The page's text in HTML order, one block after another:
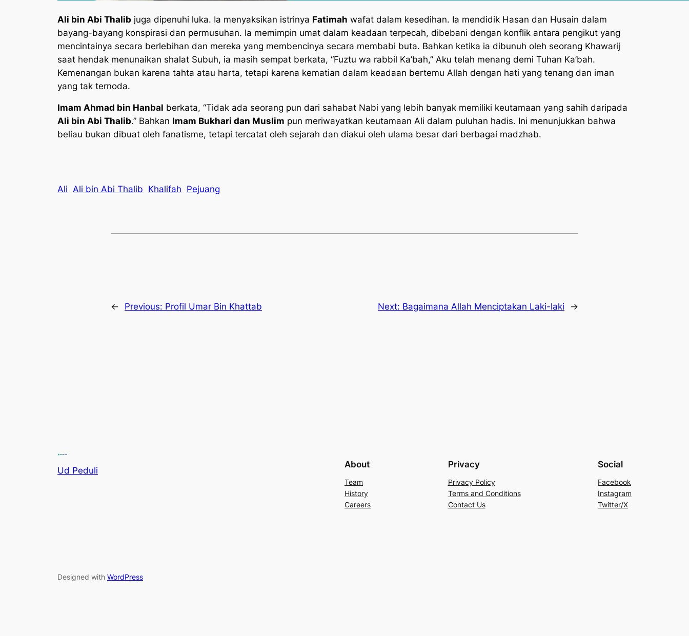
Ali bin Abi Thalib juga dipenuhi luka. Ia menyaksikan istrinya Fatimah wafat dalam kesedihan. Ia mendidik Hasan dan Husain dalam
bayang-bayang konspirasi dan permusuhan. Ia memimpin umat dalam keadaan terpecah, dibebani dengan konflik antara pengikut yang
mencintainya secara berlebihan dan mereka yang membencinya secara membabi buta. Bahkan ketika ia dibunuh oleh seorang Khawarij
saat hendak menunaikan shalat Subuh, ia masih sempat berkata, “Fuztu wa rabbil Ka’bah,” Aku telah menang demi Tuhan Ka’bah.
Kemenangan bukan karena tahta atau harta, tetapi karena kematian dalam keadaan bertemu Allah dengan hati yang tenang dan iman
yang tak ternoda.
Imam Ahmad bin Hanbal berkata, “Tidak ada seorang pun dari sahabat Nabi yang lebih banyak memiliki keutamaan yang sahih daripada
Ali bin Abi Thalib.” Bahkan Imam Bukhari dan Muslim pun meriwayatkan keutamaan Ali dalam puluhan hadis. Ini menunjukkan bahwa
beliau bukan dibuat oleh fanatisme, tetapi tercatat oleh sejarah dan diakui oleh ulama besar dari berbagai madzhab.
Ali Ali bin Abi Thalib Khalifah Pejuang
← Previous: Profil Umar Bin Khattab Next: Bagaimana Allah Menciptakan Laki-laki →
Ud Peduli
About
Team
History
Careers
Privacy
Privacy Policy
Terms and Conditions
Contact Us
Social
Facebook
Instagram
Twitter/X
Designed with WordPress